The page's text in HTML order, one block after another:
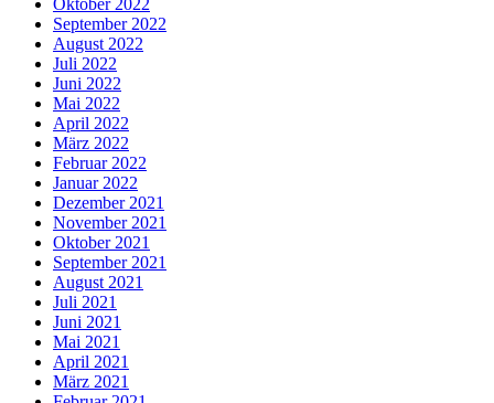
Oktober 2022
September 2022
August 2022
Juli 2022
Juni 2022
Mai 2022
April 2022
März 2022
Februar 2022
Januar 2022
Dezember 2021
November 2021
Oktober 2021
September 2021
August 2021
Juli 2021
Juni 2021
Mai 2021
April 2021
März 2021